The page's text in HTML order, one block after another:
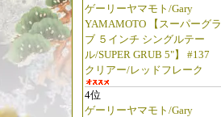
ゲーリーヤマモト/Gary
YAMAMOTO 【スーパーグラ
ブ ５インチ シングルテー
ル/SUPER GRUB 5"】 #137
クリアー/レッドフレーク
4位
ゲーリーヤマモト/Gary